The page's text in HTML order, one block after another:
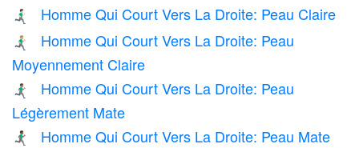
🏃🏻‍♂️‍➡️ Homme Qui Court Vers La Droite: Peau Claire
🏃🏼‍♂️‍➡️
Homme Qui Court Vers La Droite: Peau
Moyennement Claire
🏃🏽‍♂️‍➡️
Homme Qui Court Vers La Droite: Peau
Légèrement Mate
🏃🏾‍♂️‍➡️ Homme Qui Court Vers La Droite: Peau Mate